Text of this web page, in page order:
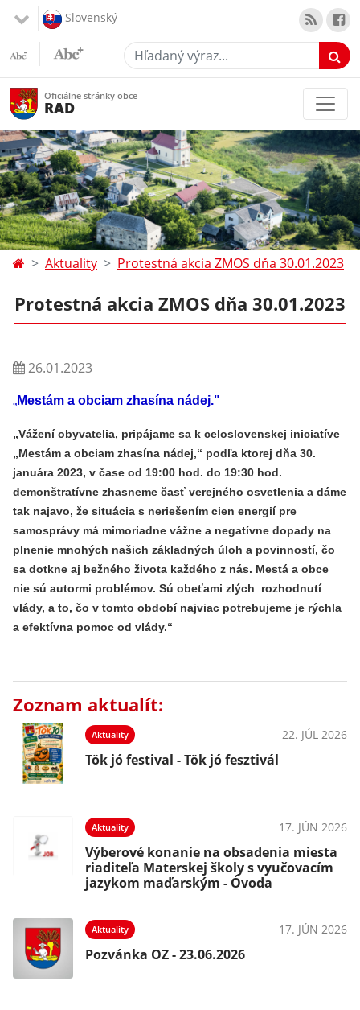
Slovenský
Hľadaný výraz...
Oficiálne stránky obce
RAD
Aktuality Protestná akcia ZMOS dňa 30.01.2023
Protestná akcia ZMOS dňa 30.01.2023
26.01.2023
„Mestám a obciam zhasína nádej."
„Vážení obyvatelia, pripájame sa k celoslovenskej iniciatíve
„Mestám a obciam zhasína nádej,“ podľa ktorej dňa 30.
januára 2023, v čase od 19:00 hod. do 19:30 hod.
demonštratívne zhasneme časť verejného osvetlenia a dáme
tak najavo, že situácia s neriešením cien energií pre
samosprávy má mimoriadne vážne a negatívne dopady na
plnenie mnohých našich základných úloh a povinností, čo
sa dotkne aj bežného života každého z nás. Mestá a obce
nie sú autormi problémov. Sú obeťami zlých rozhodnutí
vlády, a to, čo v tomto období najviac potrebujeme je rýchla
a efektívna pomoc od vlády.“
Zoznam aktualít:
Aktuality 22. JÚL 2026
Tök jó festival - Tök jó fesztivál
Aktuality 17. JÚN 2026
Výberové konanie na obsadenia miesta
riaditeľa Materskej školy s vyučovacím
jazykom maďarským - Óvoda
Aktuality 17. JÚN 2026
Pozvánka OZ - 23.06.2026